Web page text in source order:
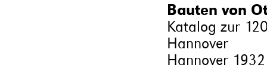
Bauten von
Katalog zur
Hannover
Hannover 1932